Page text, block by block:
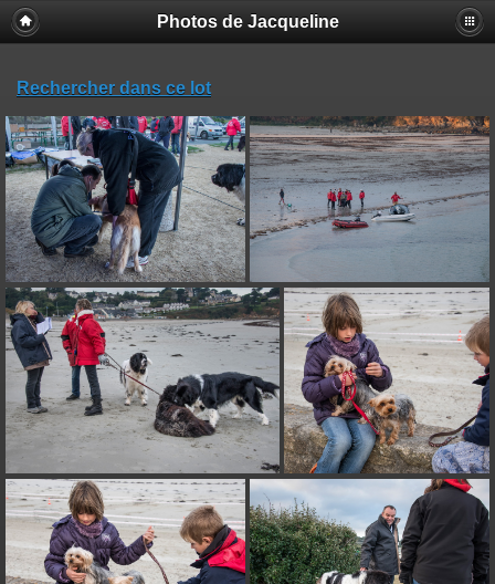
Photos de Jacqueline
Rechercher dans ce lot